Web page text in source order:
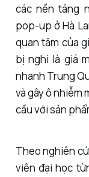
các nền tảng
pop-up ở Hà
quan tâm của
bị nghi là giả
nhanh Trung
và gây ô nhiễm
cầu với sản
Theo nghiên
viên đại học